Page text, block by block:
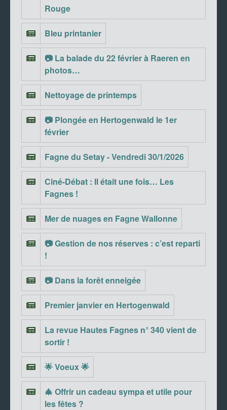
Rouge
Bleu printanier
📷 La balade du 22 février à Raeren en
photos…
Nettoyage de printemps
📷 Plongée en Hertogenwald le 1er
février
Fagne du Setay - Vendredi 30/1/2026
Ciné-Débat : Il était une fois… Les
Fagnes !
Mer de nuages en Fagne Wallonne
📷 Gestion de nos réserves : c’est reparti
!
📷 Dans la forêt enneigée
Premier janvier en Hertogenwald
La revue Hautes Fagnes n° 340 vient de
sortir !
🌟 Voeux 🌟
🎄 Offrir un cadeau sympa et utile pour
les fêtes ?